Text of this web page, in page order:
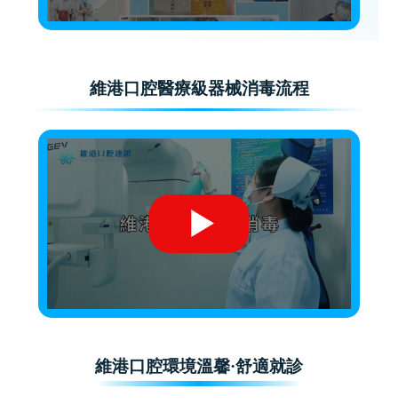
維港口腔醫療級器械消毒流程
維港口腔環境溫馨·舒適就診